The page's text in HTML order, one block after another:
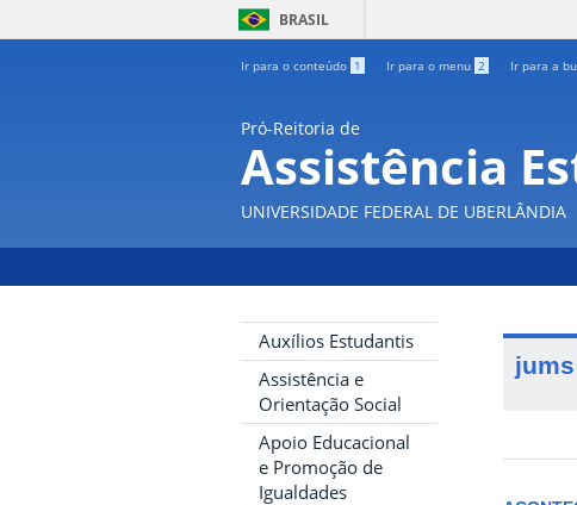
BRASIL
Ir para o conteúdo 1 Ir para o menu 2 Ir para a
Pró-Reitoria de
Assistência
UNIVERSIDADE FEDERAL DE UBERLÂNDIA
Auxílios Estudantis
Assistência e
Orientação Social
Apoio Educacional
e Promoção de
Igualdades